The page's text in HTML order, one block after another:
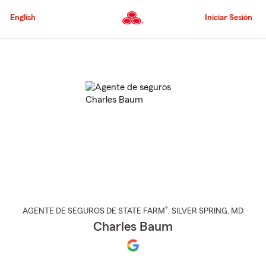
al
principal
English Iniciar Sesión
AGENTE DE SEGUROS DE STATE FARM®, SILVER SPRING, MD
Charles Baum